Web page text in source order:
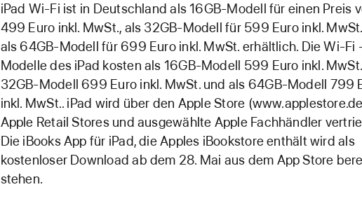
iPad Wi-Fi ist in Deutschland als 16GB-Modell für einen Preis
499 Euro inkl. MwSt., als 32GB-Modell für 599 Euro inkl.
als 64GB-Modell für 699 Euro inkl. MwSt. erhältlich. Die Wi-Fi
Modelle des iPad kosten als 16GB-Modell 599 Euro inkl.
32GB-Modell 699 Euro inkl. MwSt. und als 64GB-Modell 799
inkl. MwSt.. iPad wird über den Apple Store
Apple Retail Stores und ausgewählte Apple Fachhändler
Die iBooks App für iPad, die Apples iBookstore enthält wird als
kostenloser Download ab dem 28. Mai aus dem App Store
stehen.